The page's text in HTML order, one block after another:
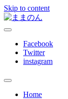
Skip to content
ままのん
ままのんは、忙し
Facebook
Twitter
instagram
Home